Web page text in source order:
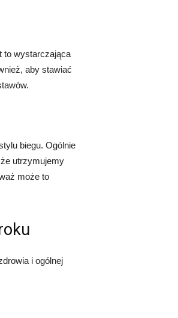
to wystarczająca
aby stawiać
biegu. Ogólnie
utrzymujemy
może to
i ogólnej